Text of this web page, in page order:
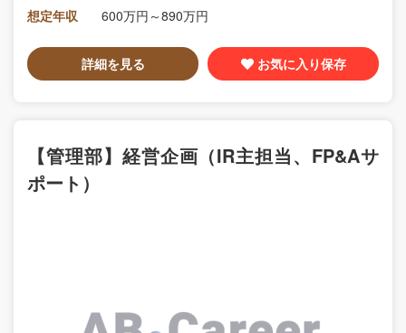
想定年収
600万円～890万円
詳細を見る お気に入り保存
【管理部】経営企画（IR主担当、FP&Aサ
ポート）